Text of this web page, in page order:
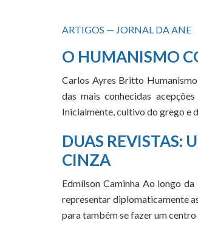
ARTIGOS — JORNAL DA ANE
O HUMANISMO
Carlos Ayres Britto
das mais conhecidas
Inicialmente, cultivo do grego e
DUAS REVISTAS:
CINZA
Edmílson Caminha Ao longo
representar diplomaticamente
para também se fazer um